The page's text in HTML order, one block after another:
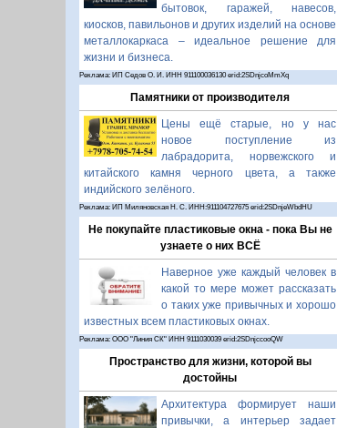
бытовок, гаражей, навесов,
киосков, павильонов и других изделий на основе
металлокаркаса – идеальное решение для
жизни и бизнеса.
Реклама: ИП Седов О. И. ИНН 911100036130 erid:2SDnjcoMmXq
Памятники от производителя
Цены ещё старые, но у нас
новое поступление из
лабрадорита, норвежского и
китайского камня черного цвета, а также
индийского зелёного.
Реклама: ИП Миляновская Н. С. ИНН:911104727675 erid:2SDnjeWbdHU
Не покупайте пластиковые окна - пока Вы не
узнаете о них ВСЁ
Наверное уже каждый человек в
какой то мере может рассказать
о таких уже привычных и хорошо
известных всем пластиковых окнах.
Реклама: ООО "Линия СК" ИНН 9111030039 erid:2SDnjccooQW
Пространство для жизни, которой вы
достойны
Архитектура формирует наши
привычки, а интерьер задает